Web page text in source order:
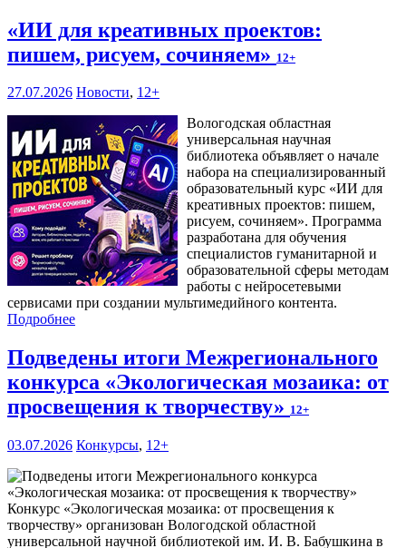
«ИИ для креативных проектов:
пишем, рисуем, сочиняем» 12+
27.07.2026 Новости, 12+
Вологодская областная
универсальная научная
библиотека объявляет о начале
набора на специализированный
образовательный курс «ИИ для
креативных проектов: пишем,
рисуем, сочиняем». Программа
разработана для обучения
специалистов гуманитарной и
образовательной сферы методам
работы с нейросетевыми
сервисами при создании мультимедийного контента.
Подробнее
Подведены итоги Межрегионального
конкурса «Экологическая мозаика: от
просвещения к творчеству» 12+
03.07.2026 Конкурсы, 12+
Конкурс «Экологическая мозаика: от просвещения к
творчеству» организован Вологодской областной
универсальной научной библиотекой им. И. В. Бабушкина в